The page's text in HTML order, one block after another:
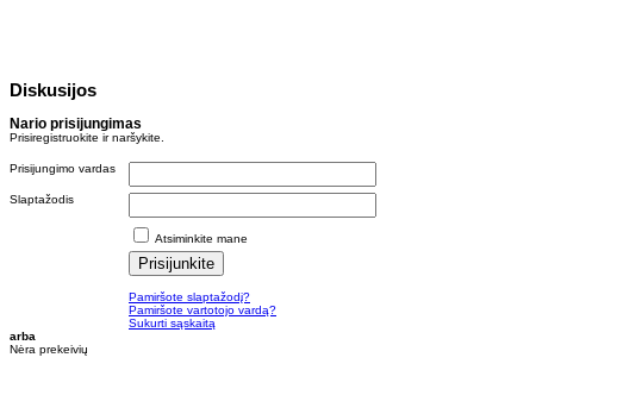
Diskusijos
Nario prisijungimas
Prisiregistruokite ir naršykite.
Prisijungimo vardas
Slaptažodis
Atsiminkite mane
Pamiršote slaptažodį?
Pamiršote vartotojo vardą?
Sukurti sąskaitą
arba
Nėra prekeivių